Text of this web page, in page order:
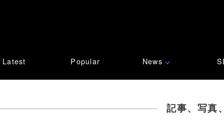
Latest Popular News ∨
記事、写真